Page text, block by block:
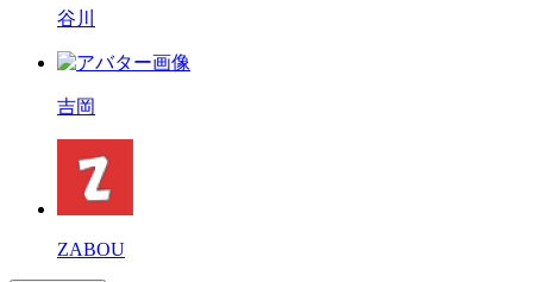
谷川
吉岡
ZABOU